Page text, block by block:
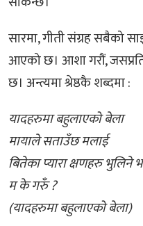
सारमा, गीती संग्रह सबैको
आएको छ। आशा गरौं,
छ। अन्त्यमा श्रेष्ठकै शब्दमा :
यादहरुमा बहुलाएको बेला
मायाले सताउँछ मलाई
बितेका प्यारा क्षणहरु
म के गरुँ ?
(यादहरुमा बहुलाएको बेला)